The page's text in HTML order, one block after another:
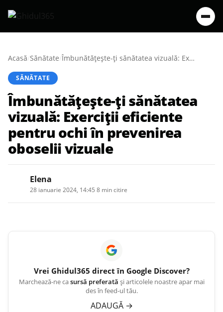
Acasă/Sănătate/ Îmbunătățește-ți sănătatea vizuală: Exerciții eficiente pentru ochi în prevenirea oboselii vizuale
SĂNĂTATE
Îmbunătățește-ți sănătatea
vizuală: Exerciții eficiente
pentru ochi în prevenirea
oboselii vizuale
Elena
28 ianuarie 2024, 14:45 8 min citire
Vrei Ghidul365 direct în Google Discover?
Marchează-ne casursă preferată și articolele noastre apar mai
des în feed-ul tău.
ADAUGĂ →